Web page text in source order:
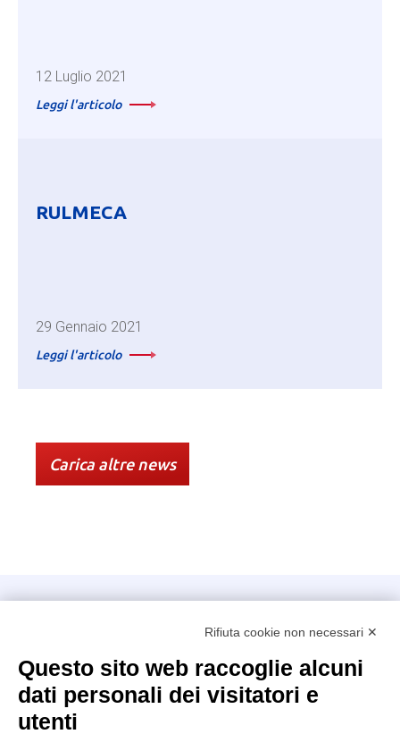
12 Luglio 2021
Leggi l'articolo
RULMECA
29 Gennaio 2021
Leggi l'articolo
Carica altre news
Kilometro Rosso innovation district
+39 035 0690366
info@intellimech.it
Rifiuta cookie non necessari ✕
Questo sito web raccoglie alcuni
dati personali dei visitatori e
utenti